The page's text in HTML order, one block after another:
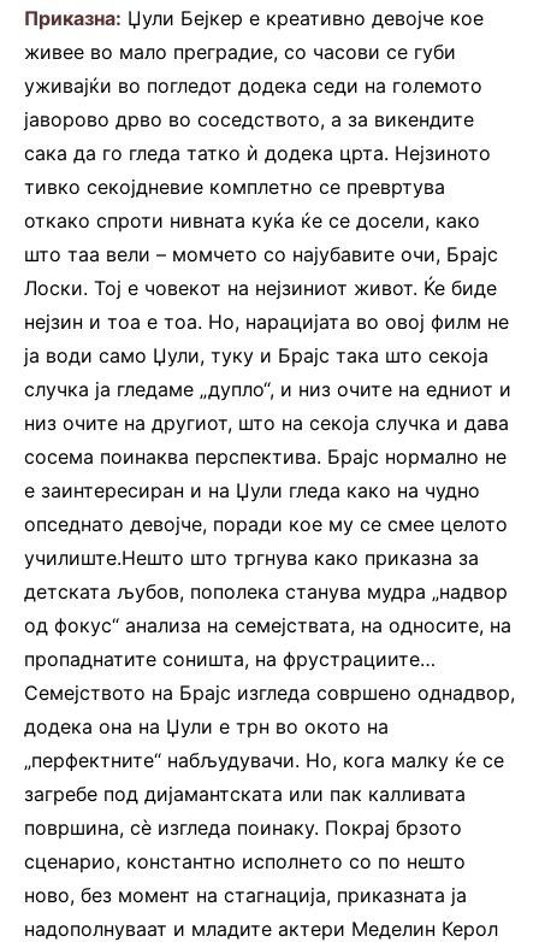
Приказна: Џули Бејкер е креативно девојче кое
живее во мало преградие, со часови се губи
уживајќи во погледот додека седи на големото
јаворово дрво во соседството, а за викендите
сака да го гледа татко ѝ додека црта. Нејзиното
тивко секојдневие комплетно се превртува
откако спроти нивната куќа ќе се досели, како
што таа вели – момчето со најубавите очи, Брајс
Лоски. Тој е човекот на нејзиниот живот. Ќе биде
нејзин и тоа е тоа. Но, нарацијата во овој филм не
ја води само Џули, туку и Брајс така што секоја
случка ја гледаме „дупло“, и низ очите на едниот и
низ очите на другиот, што на секоја случка и дава
сосема поинаква перспектива. Брајс нормално не
е заинтересиран и на Џули гледа како на чудно
опседнато девојче, поради кое му се смее целото
училиште.Нешто што тргнува како приказна за
детската љубов, пополека станува мудра „надвор
од фокус“ анализа на семејствата, на односите, на
пропаднатите соништа, на фрустрациите…
Семејството на Брајс изгледа совршено однадвор,
додека она на Џули е трн во окото на
„перфектните“ набљудувачи. Но, кога малку ќе се
загребе под дијамантската или пак калливата
површина, сè изгледа поинаку. Покрај брзото
сценарио, константно исполнето со по нешто
ново, без момент на стагнација, приказната ја
надополнуваат и младите актери Меделин Керол